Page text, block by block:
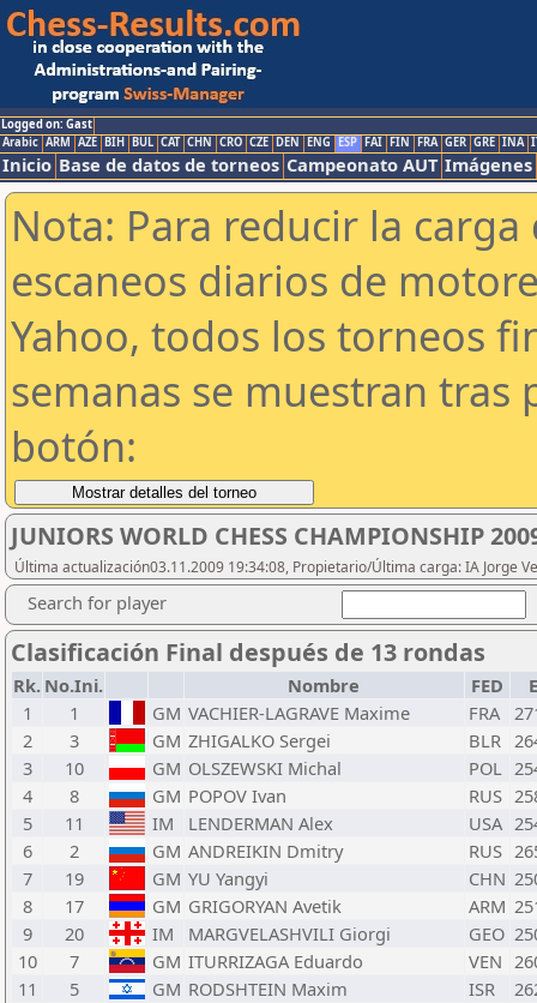
Logged on: Gast
Arabic ARM AZE BIH BUL CAT CHN CRO CZE DEN ENG ESP FAI FIN FRA GER GRE INA
Inicio Base de datos de torneos Campeonato AUT Imágenes
Nota: Para reducir la
escaneos diarios de
Yahoo, todos los torneos
semanas se muestran tras
botón:
JUNIORS WORLD CHESS CHAMPIONSHIP
Última actualización03.11.2009 19:34:08, Propietario/Última carga: IA Jorge
Search for player
Clasificación Final después de 13 rondas
Rk. No.Ini. Nombre FED
1
1 GM VACHIER-LAGRAVE Maxime FRA
2
3 GM ZHIGALKO Sergei BLR
3
10 GM OLSZEWSKI Michal POL
4
8 GM POPOV Ivan RUS
5
11 IM LENDERMAN Alex USA
6
2 GM ANDREIKIN Dmitry RUS
7
19 GM YU Yangyi CHN
8
17 GM GRIGORYAN Avetik ARM
9
20 IM MARGVELASHVILI Giorgi GEO
10
7 GM ITURRIZAGA Eduardo VEN
11
5 GM RODSHTEIN Maxim ISR